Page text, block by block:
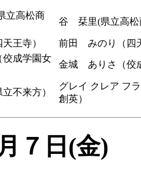
立高松商
谷 栞里(県立高
王寺）
前田 みのり（四
成学園女
金城 ありさ（佼
不来方）
グレイ クレア フ
創英）
７日(金)